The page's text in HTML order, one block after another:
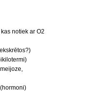
notiek ar O2